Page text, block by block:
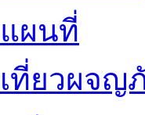
แผนที่
เที่ยวผจญ